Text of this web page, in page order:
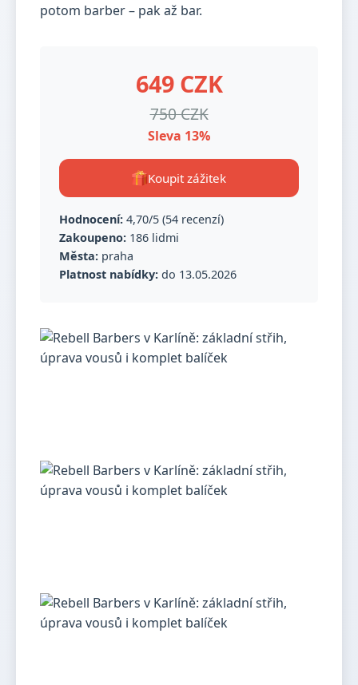
potom barber – pak až bar.
649 CZK
750 CZK
Sleva 13%
Koupit zážitek
Hodnocení: 4,70/5 (54 recenzí)
Zakoupeno: 186 lidmi
Města: praha
Platnost nabídky: do 13.05.2026